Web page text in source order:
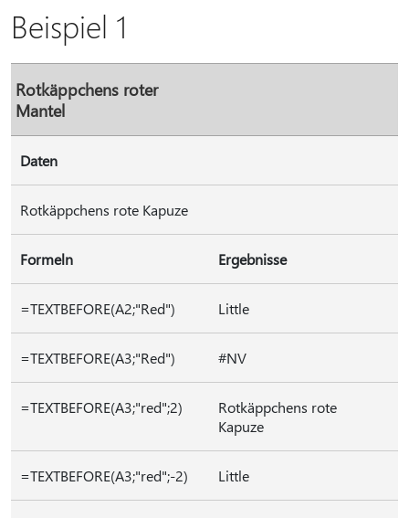
Beispiel 1
Rotkäppchens roter
Mantel
Daten
Rotkäppchens rote Kapuze
Formeln Ergebnisse
=TEXTBEFORE(A2;"Red") Little
=TEXTBEFORE(A3;"Red") #NV
=TEXTBEFORE(A3;"red";2)
Rotkäppchens rote
Kapuze
=TEXTBEFORE(A3;"red";-2) Little